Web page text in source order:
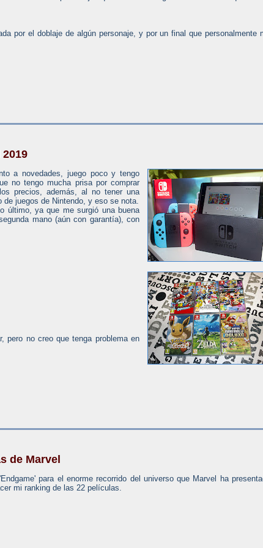
por el doblaje de algún personaje, y por un final que personalmente
a novedades, juego poco y tengo
no tengo mucha prisa por comprar
precios, además, al no tener una
juegos de Nintendo, y eso se nota.
último, ya que me surgió una buena
mano (aún con garantía), con
pero no creo que tenga problema en
de Marvel
para el enorme recorrido del universo que Marvel ha
mi ranking de las 22 películas.